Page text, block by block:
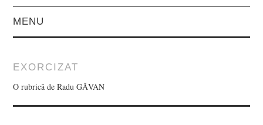
MENU
VIZIUNI ȘI SPECTRE
EXORCIZAT
O rubrică de Radu GĂVAN